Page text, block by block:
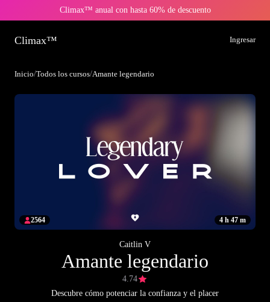
Climax™ anual con hasta 60% de descuento
Climax™ Ingresar
Inicio/Todos los cursos/Amante legendario
4 h 47 m
2564
Caitlin V
Amante legendario
4.74
Descubre cómo potenciar la confianza y el placer